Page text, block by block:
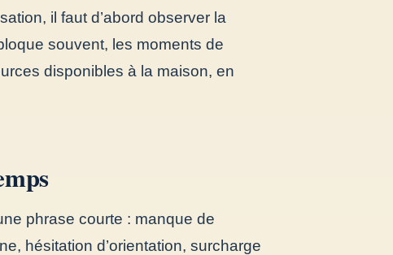
il faut d’abord observer la
souvent, les moments de
disponibles à la maison, en
phrase courte : manque de
hésitation d’orientation, surcharge